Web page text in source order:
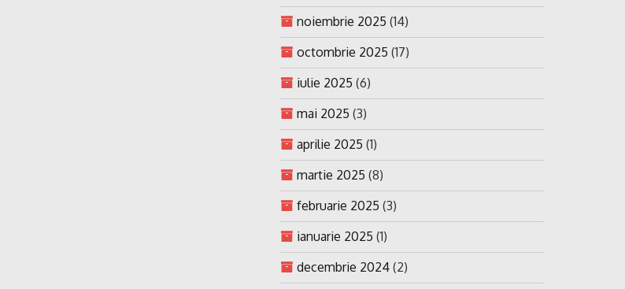
noiembrie 2025 (14)
octombrie 2025 (17)
iulie 2025 (6)
mai 2025 (3)
aprilie 2025 (1)
martie 2025 (8)
februarie 2025 (3)
ianuarie 2025 (1)
decembrie 2024 (2)